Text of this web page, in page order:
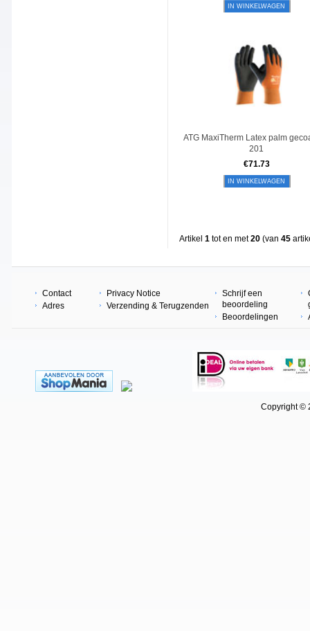
IN WINKELWAGEN
ATG MaxiTherm Latex palm
201
€71.73
IN WINKELWAGEN
Artikel 1 tot en met20 (van 45
Contact
Adres
Privacy Notice
Verzending & Terugzenden
Schrijf een
beoordeling
Beoordelingen
Copyright ©